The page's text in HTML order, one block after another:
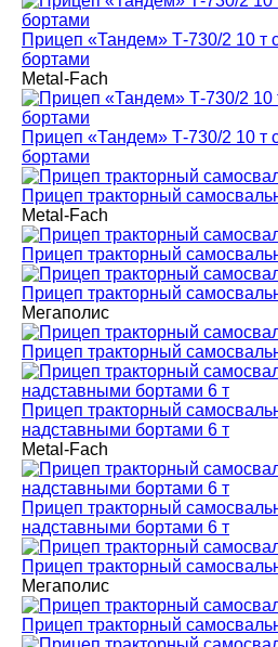
Прицеп «Тандем» Т-730/2 10 т
бортами
Metal-Fach
Прицеп «Тандем» Т-730/2 10 т
бортами
Прицеп тракторный
Metal-Fach
Прицеп тракторный
Прицеп тракторный
Мегаполис
Прицеп тракторный
Прицеп тракторный
надставными бортами 6 т
Metal-Fach
Прицеп тракторный
надставными бортами 6 т
Прицеп тракторный
Мегаполис
Прицеп тракторный